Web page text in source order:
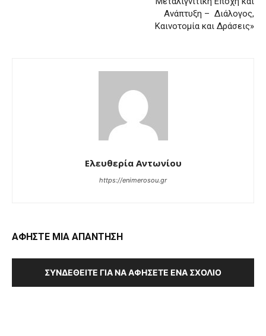
Ανάπτυξη – Διάλογος,
Καινοτομία και Δράσεις»
Ελευθερία Αντωνίου
https://enimerosou.gr
ΑΦΗΣΤΕ ΜΙΑ ΑΠΑΝΤΗΣΗ
ΣΥΝΔΕΘΕΊΤΕ ΓΙΑ ΝΑ ΑΦΉΣΕΤΕ ΈΝΑ ΣΧΌΛΙΟ